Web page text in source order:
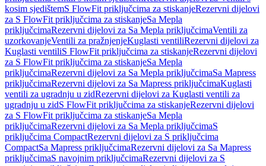
kosim sjedištemS FlowFit priključcima za stiskanjeRezervni dijelovi
za S FlowFit priključcima za stiskanjeSa Mepla
priključcimaRezervni dijelovi za Sa Mepla priključcimaVentili za
uzorkovanjeVentili za pražnjenjeKuglasti ventiliRezervni dijelovi za
Kuglasti ventiliS FlowFit priključcima za stiskanjeRezervni dijelovi
za S FlowFit priključcima za stiskanjeSa Mepla
priključcimaRezervni dijelovi za Sa Mepla priključcimaSa Mapress
priključcimaRezervni dijelovi za Sa Mapress priključcimaKuglasti
ventili za ugradnju u zidRezervni dijelovi za Kuglasti ventili za
ugradnju u zidS FlowFit priključcima za stiskanjeRezervni dijelovi
za S FlowFit priključcima za stiskanjeSa Mepla
priključcimaRezervni dijelovi za Sa Mepla priključcimaS
priključcima CompactRezervni dijelovi za S priključcima
CompactSa Mapress priključcimaRezervni dijelovi za Sa Mapress
priključcimaS navojnim priključcimaRezervni dijelovi za S